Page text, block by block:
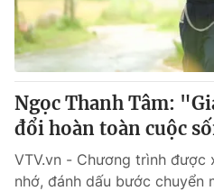
Ngọc Thanh Tâm:
đổi hoàn toàn cuộc
VTV.vn - Chương trình
nhớ, đánh dấu bước chuyển